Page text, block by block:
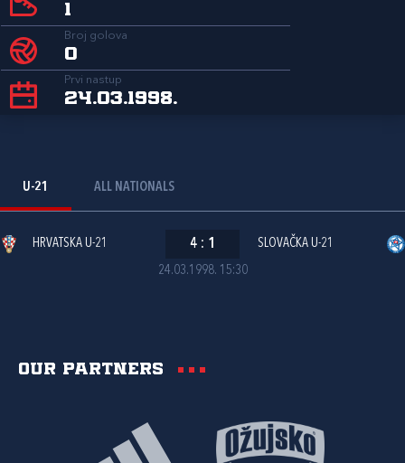
1
Broj golova
0
Prvi nastup
24.03.1998.
U-21 ALL NATIONALS
24.03.1998. 15:30
HRVATSKA U-21 4 : 1 SLOVAČKA U-21
Our partners